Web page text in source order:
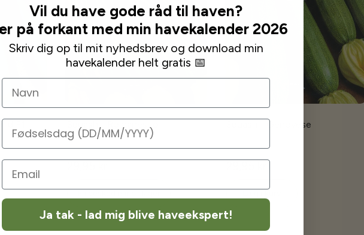
F1 Squash - Romanesco Squash - Genovese
Vil du have gode råd til haven?
på forkant med min havekalender 2026
Skriv dig op til mit nyhedsbrev og download min
havekalender helt gratis 📅
Navn
Fødselsdag
Ja tak - lad mig blive haveekspert!